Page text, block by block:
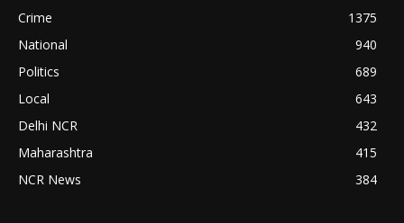
Crime
1375
National
940
Politics
689
Local
643
Delhi NCR
432
Maharashtra
415
NCR News
384